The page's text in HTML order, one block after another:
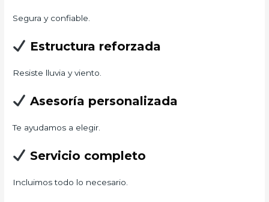
Segura y confiable.
Estructura reforzada
Resiste lluvia y viento.
Asesoría personalizada
Te ayudamos a elegir.
Servicio completo
Incluimos todo lo necesario.